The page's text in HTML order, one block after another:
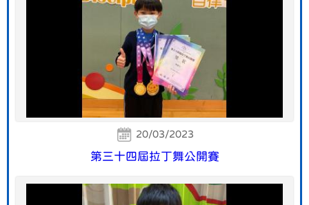
20/03/2023
第三十四屆拉丁舞公開賽